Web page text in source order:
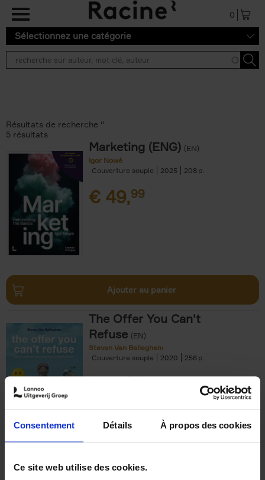
Consentement Détails À propos des cookies
Ce site web utilise des cookies.
Aller au contenu principal
0
Sélectionnez une catégorie
Résultats de recherche ''
5 résultats
Marketing (ENG) (EN)
Igor Nowé
Couverture souple
2025 208
€ 49,99
Ajouter au panier
The Offer You Can't
Refuse (EN)
Steven Van Belleghem
Couverture souple
2020 256
€37,50